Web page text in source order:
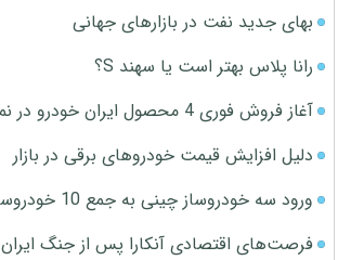
بهای جدید نفت در بازارهای جهانی
رانا پلاس بهتر است یا سهند S؟
آغاز فروش فوری 4 محصول ایران خودرو در نمایندگی‌ها
دلیل افزایش قیمت خودروهای برقی در بازار
ورود سه خودروساز چینی به جمع 10 خودروساز برتر جهان
فرصت‌های اقتصادی آنکارا پس از جنگ ایران